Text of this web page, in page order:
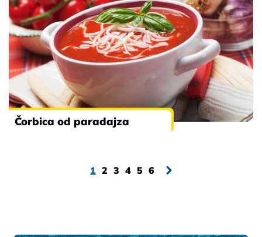
Čorbica od paradajza
1 2 3 4 5 6